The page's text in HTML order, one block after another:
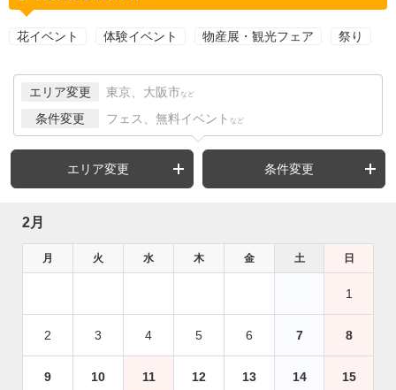
花イベント 体験イベント 物産展・観光フェア 祭り
エリア変更 東京、大阪市 など
条件変更 フェス、無料イベント など
エリア変更 条件変更
2月
月 火 水 木 金 土 日
1
2 3 4 5 6 7 8
9 10 11 12 13 14 15